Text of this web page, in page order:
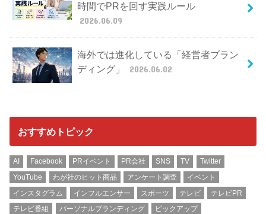
時間でPRを回す実践ルール
2026.06.09
海外では進化している「経営者ブラン
ディング」
2026.06.02
おすすめトピック
AI Facebook PRイベント PR会社 SNS TV
Twitter
YouTube
わが社のヒット商品 アンケート調査
イベント
インスタグラム
インフルエンサー スポーツ テレビ
テレビPR
テレビ番組
パーソナルブランディング
ピックアップ